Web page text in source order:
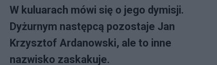
W kuluarach mówi się o jego dymisji.
Dyżurnym następcą pozostaje Jan
Krzysztof Ardanowski, ale to inne
nazwisko zaskakuje.